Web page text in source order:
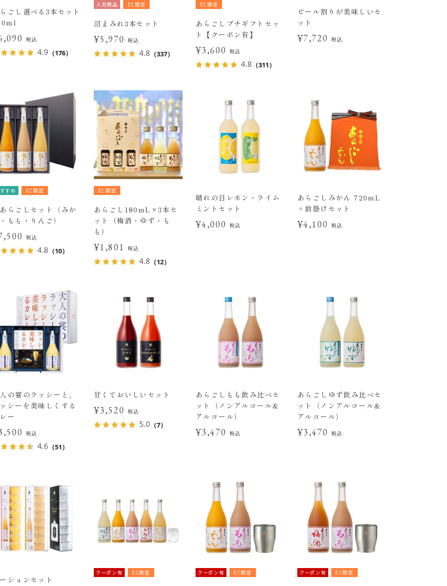
ごし選べる3本セット
税込
4.9 （176）
人気商品
EC限定
沼まみれ3本セット
¥5,970 税込
4.8 （337）
EC限定
あらごしプチギフトセッ
ト【クーポン有】
¥3,600 税込
4.8 （311）
ビール割りが美味しいセ
ット
¥7,720 税込
すめ EC限定
らごしセット（みか
もも・りんご）
税込
4.8 （10）
EC限定
あらごし180mL×3本セ
ット（梅酒・ゆず・も
も）
¥1,801 税込
4.8 （12）
晴れの日レモン・ライム
ミントセット
¥4,000 税込
あらごしみかん 720mL
＋前掛けセット
¥4,100 税込
の宴のラッシーと、
シーを美味しくする
ー
税込
4.6 （51）
甘くておいしいセット
¥3,520 税込
5.0 （7）
あらごしもも飲み比べセ
ット（ノンアルコール&
アルコール）
¥3,470 税込
あらごしゆず飲み比べセ
ット（ノンアルコール&
アルコール）
¥3,470 税込
ションセット
クーポン有 EC限定 クーポン有 EC限定 クーポン有 EC限定